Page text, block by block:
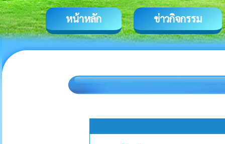
หน้าหลัก ข่าวกิจกรรม